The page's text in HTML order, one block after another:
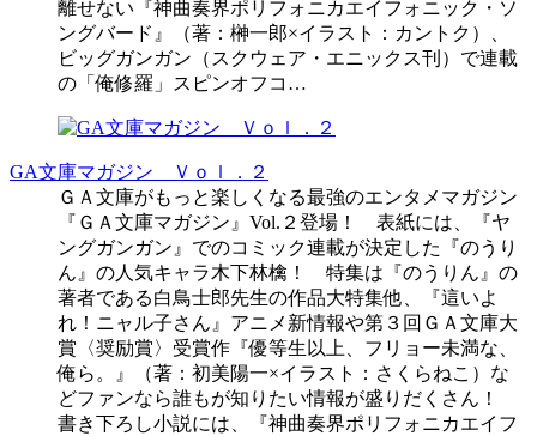
離せない『神曲奏界ポリフォニカエイフォニック・ソ
ングバード』（著：榊一郎×イラスト：カントク）、
ビッグガンガン（スクウェア・エニックス刊）で連載
の「俺修羅」スピンオフコ…
GA文庫マガジン Ｖｏｌ．２
ＧＡ文庫がもっと楽しくなる最強のエンタメマガジン
『ＧＡ文庫マガジン』Vol.２登場！ 表紙には、『ヤ
ングガンガン』でのコミック連載が決定した『のうり
ん』の人気キャラ木下林檎！ 特集は『のうりん』の
著者である白鳥士郎先生の作品大特集他、『這いよ
れ！ニャル子さん』アニメ新情報や第３回ＧＡ文庫大
賞〈奨励賞〉受賞作『優等生以上、フリョー未満な、
俺ら。』（著：初美陽一×イラスト：さくらねこ）な
どファンなら誰もが知りたい情報が盛りだくさん！
書き下ろし小説には、『神曲奏界ポリフォニカエイフ